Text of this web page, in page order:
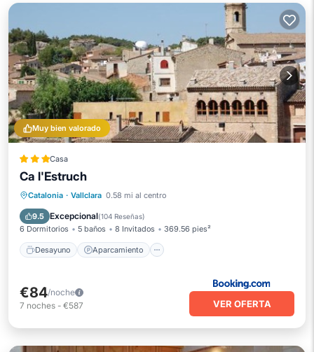
Muy bien valorado
Casa
Ca l'Estruch
Catalonia · Vallclara 0.58 mi al centro
9.5 Excepcional(104 Reseñas)
6 Dormitorios 5 baños 8 Invitados 369.56 pies²
Desayuno Aparcamiento
Desayuno Aparcamiento
Balcón/Terraza
€84/noche
7 noches - €587 VER OFERTA